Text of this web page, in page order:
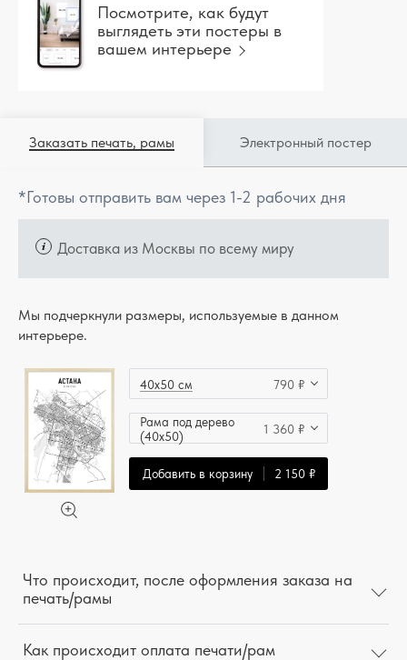
Посмотрите, как будут
выглядеть эти постеры в
вашем интерьере
Заказать печать, рамы Электронный постер
*Готовы отправить вам через 1-2 рабочих дня
Доставка из Москвы по всему миру
Мы подчеркнули размеры, используемые в данном
интерьере.
40x50 см 790 ₽
Рама под дерево
(40x50)
1 360 ₽
Добавить в корзину 2 150 ₽
Что происходит, после оформления заказа на
печать/рамы
Как происходит оплата печати/рам